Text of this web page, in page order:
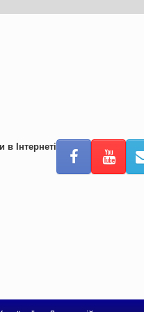
в Інтернеті